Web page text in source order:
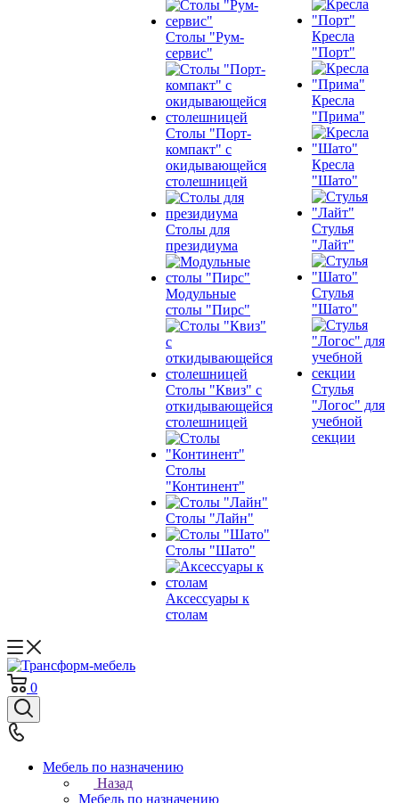
Столы "Рум-
сервис"
Столы "Порт-
компакт" с
окидывающейся
столешницей
Столы для
президиума
Модульные
столы "Пирс"
Столы "Квиз" с
откидывающейся
столешницей
Столы
"Континент"
Столы "Лайн"
Столы "Шато"
Аксессуары к
столам
Кресла
"Порт"
Кресла
"Прима"
Кресла
"Шато"
Стулья
"Лайт"
Стулья
"Шато"
Стулья
"Логос" для
учебной
секции
0
Мебель по назначению
Назад
Мебель по назначению